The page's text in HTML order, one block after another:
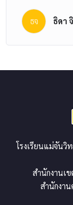
ธจ ธิดา
โรงเรียนแม่จันวิ
สำนักงานเ
สำนักงา